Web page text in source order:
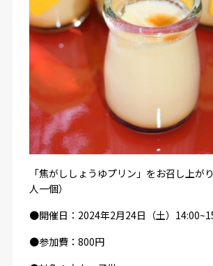
「焦がししょうゆプリン」をお召し上が
人一個）
●開催日：2024年2月24日（土）
●参加費：800円